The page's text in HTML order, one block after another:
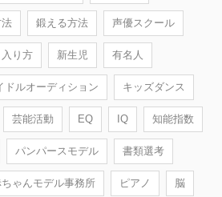
鍛える方法 声優スクール
入り方 新生児 有名人
ドルオーディション キッズダンス
芸能活動 EQ IQ 知能指数
パンパースモデル 書類選考
ゃんモデル事務所 ピアノ 脳